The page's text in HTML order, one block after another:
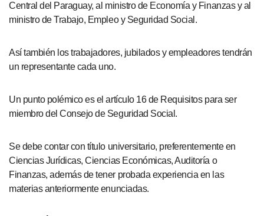
Central del Paraguay, al ministro de Economía y Finanzas y al
ministro de Trabajo, Empleo y Seguridad Social.
Así también los trabajadores, jubilados y empleadores tendrán
un representante cada uno.
Un punto polémico es el artículo 16 de Requisitos para ser
miembro del Consejo de Seguridad Social.
Se debe contar con título universitario, preferentemente en
Ciencias Jurídicas, Ciencias Económicas, Auditoría o
Finanzas, además de tener probada experiencia en las
materias anteriormente enunciadas.